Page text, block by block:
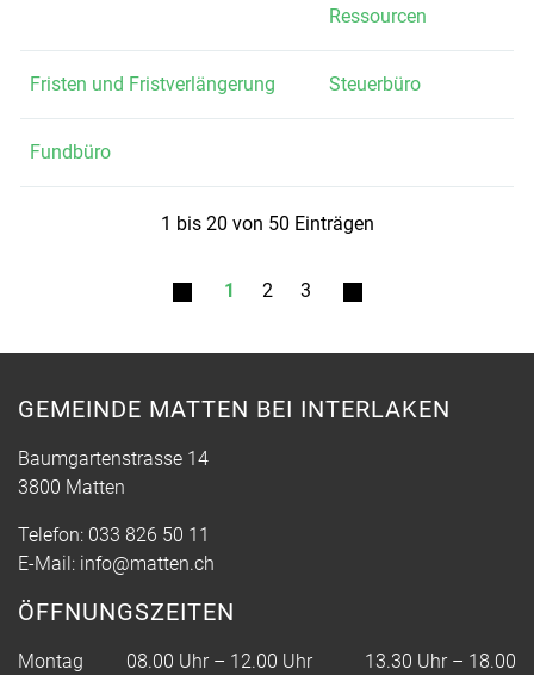
Ressourcen
Fristen und Fristverlängerung Steuerbüro
Fundbüro
1 bis 20 von 50 Einträgen
1 2 3
GEMEINDE MATTEN BEI INTERLAKEN
Baumgartenstrasse 14
3800 Matten
Telefon: 033 826 50 11
E-Mail: info@matten.ch
ÖFFNUNGSZEITEN
Montag 08.00 Uhr – 12.00 Uhr 13.30 Uhr – 18.00